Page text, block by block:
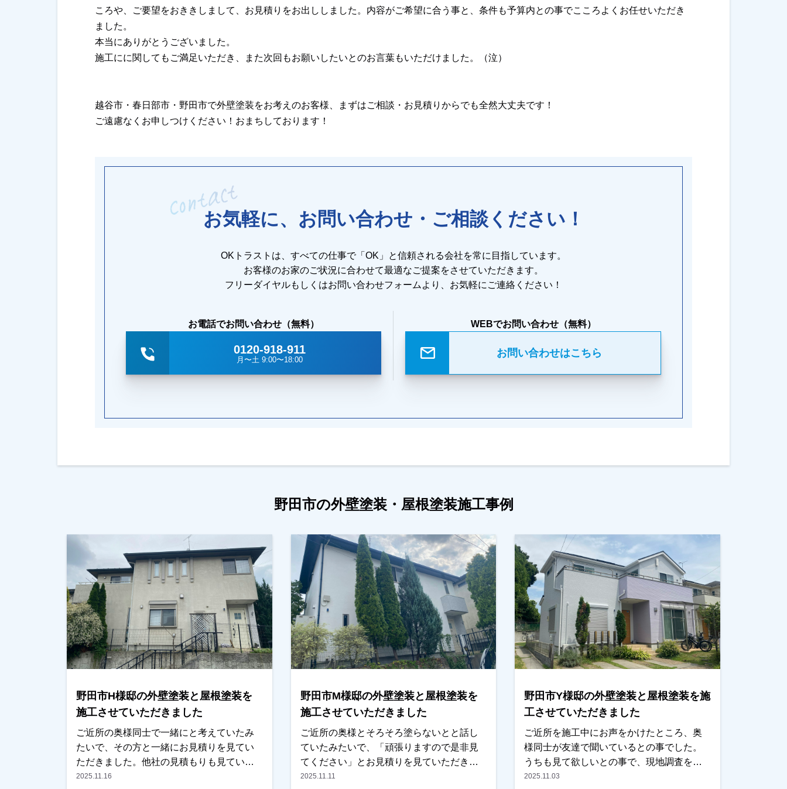
ころや、ご要望をおききしまして、お見積りをお出ししました。内容がご希望に合う事と、条件も予算内との事でこころよくお任せいただき
ました。
本当にありがとうございました。
施工にに関してもご満足いただき、また次回もお願いしたいとのお言葉もいただけました。（泣）
越谷市・春日部市・野田市で外壁塗装をお考えのお客様、まずはご相談・お見積りからでも全然大丈夫です！
ご遠慮なくお申しつけください！おまちしております！
お気軽に、お問い合わせ・ご相談ください！
OKトラストは、すべての仕事で「OK」と信頼される会社を常に目指しています。
お客様のお家のご状況に合わせて最適なご提案をさせていただきます。
フリーダイヤルもしくはお問い合わせフォームより、お気軽にご連絡ください！
お電話でお問い合わせ（無料）
0120-918-911
月〜土 9:00〜18:00
WEBでお問い合わせ（無料）
お問い合わせはこちら
野田市の外壁塗装・屋根塗装施工事例
野田市H様邸の外壁塗装と屋根塗装を
施工させていただきました
ご近所の奥様同士で一緒にと考えていたみ
たいで、その方と一緒にお見積りを見てい
ただきました。他社の見積もりも見ていた
みたいですが、ご近所の奥様ともご相談し
2025.11.16
野田市M様邸の外壁塗装と屋根塗装を
施工させていただきました
ご近所の奥様とそろそろ塗らないとと話し
ていたみたいで、「頑張りますので是非見
てください」とお見積りを見ていただきま
した。当然、相見積もりでしたが内容・条
2025.11.11
野田市Y様邸の外壁塗装と屋根塗装を施
工させていただきました
ご近所を施工中にお声をかけたところ、奥
様同士が友達で聞いているとの事でした。
うちも見て欲しいとの事で、現地調査をお
こない、お見積りをお出ししました。以前
2025.11.03